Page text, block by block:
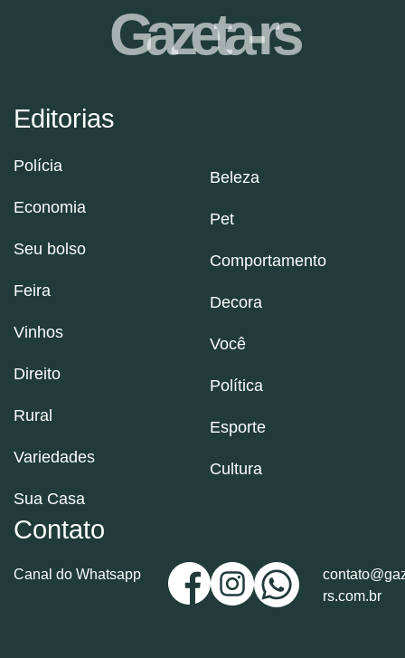
Editorias
Polícia
Economia
Seu bolso
Feira
Vinhos
Direito
Rural
Variedades
Sua Casa
Beleza
Pet
Comportamento
Decora
Você
Política
Esporte
Cultura
Contato
Canal do Whatsapp
rs.com.br
Gazeta-rs